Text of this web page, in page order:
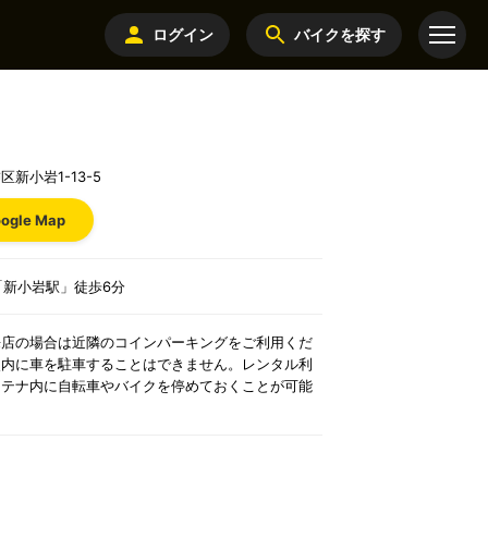
ログイン バイクを探す
新小岩1-13-5
Map
小岩駅」徒歩6分
の場合は近隣のコインパーキングをご利用くだ
に車を駐車することはできません。レンタル利
ナ内に自転車やバイクを停めておくことが可能